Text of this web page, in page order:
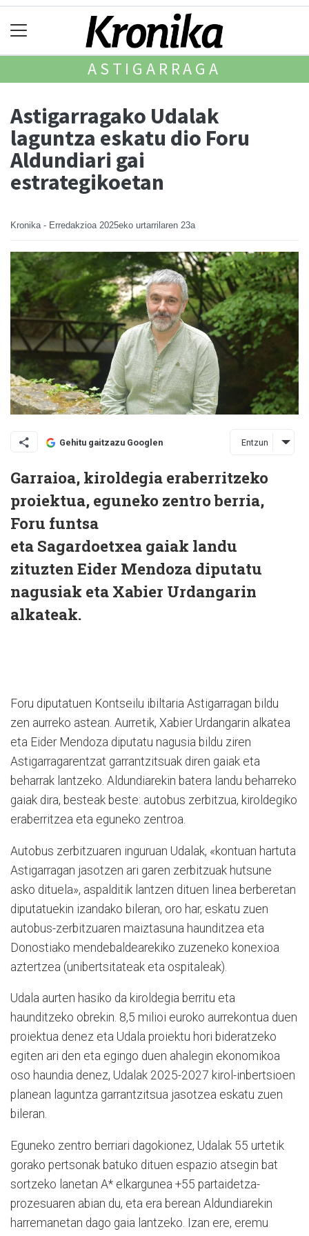
ASTIGARRAGA
Astigarragako Udalak
laguntza eskatu dio Foru
Aldundiari gai
estrategikoetan
Kronika - Erredakzioa 2025eko urtarrilaren 23a
Gehitu gaitzazu Googlen Entzun
Garraioa, kiroldegia eraberritzeko
proiektua, eguneko zentro berria,
Foru funtsa
eta Sagardoetxea gaiak landu
zituzten Eider Mendoza diputatu
nagusiak eta Xabier Urdangarin
alkateak.
Foru diputatuen Kontseilu ibiltaria Astigarragan bildu
zen aurreko astean. Aurretik, Xabier Urdangarin alkatea
eta Eider Mendoza diputatu nagusia bildu ziren
Astigarragarentzat garrantzitsuak diren gaiak eta
beharrak lantzeko. Aldundiarekin batera landu beharreko
gaiak dira, besteak beste: autobus zerbitzua, kiroldegiko
eraberritzea eta eguneko zentroa.
Autobus zerbitzuaren inguruan Udalak, «kontuan hartuta
Astigarragan jasotzen ari garen zerbitzuak hutsune
asko dituela», aspalditik lantzen dituen linea berberetan
diputatuekin izandako bileran, oro har, eskatu zuen
autobus-zerbitzuaren maiztasuna haunditzea eta
Donostiako mendebaldearekiko zuzeneko konexioa
aztertzea (unibertsitateak eta ospitaleak).
Udala aurten hasiko da kiroldegia berritu eta
haunditzeko obrekin. 8,5 milioi euroko aurrekontua duen
proiektua denez eta Udala proiektu hori bideratzeko
egiten ari den eta egingo duen ahalegin ekonomikoa
oso haundia denez, Udalak 2025-2027 kirol-inbertsioen
planean laguntza garrantzitsua jasotzea eskatu zuen
bileran.
Eguneko zentro berriari dagokionez, Udalak 55 urtetik
gorako pertsonak batuko dituen espazio atsegin bat
sortzeko lanetan A* elkargunea +55 partaidetza-
prozesuaren abian du, eta era berean Aldundiarekin
harremanetan dago gaia lantzeko. Izan ere, eremu